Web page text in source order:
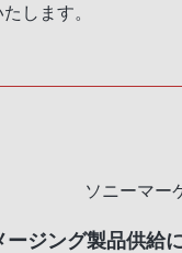
します。
ソニーマー
ージング製品供給